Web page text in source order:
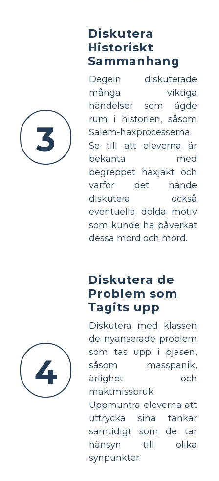
3
Diskutera
Historiskt
Sammanhang
Degeln diskuterade
många viktiga
händelser som ägde
rum i historien, såsom
Salem-häxprocesserna.
Se till att eleverna är
bekanta med
begreppet häxjakt och
varför det hände
diskutera också
eventuella dolda motiv
som kunde ha påverkat
dessa mord och mord.
4
Diskutera de
Problem som
Tagits upp
Diskutera med klassen
de nyanserade problem
som tas upp i pjäsen,
såsom masspanik,
ärlighet och
maktmissbruk.
Uppmuntra eleverna att
uttrycka sina tankar
samtidigt som de tar
hänsyn till olika
synpunkter.